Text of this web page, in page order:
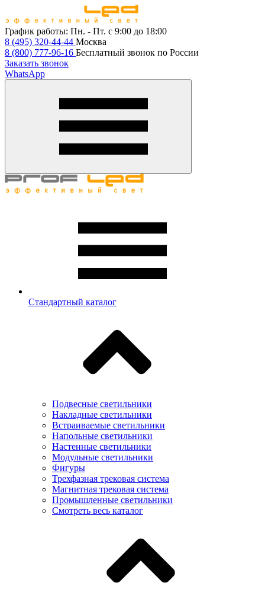
График работы: Пн. - Пт. с 9:00 до 18:00
8 (495) 320-44-44 Москва
8 (800) 777-96-16 Бесплатный звонок по России
Заказать звонок
WhatsApp
Стандартный каталог
Подвесные светильники
Накладные светильники
Встраиваемые светильники
Напольные светильники
Настенные светильники
Модульные светильники
Фигуры
Трехфазная трековая система
Магнитная трековая система
Промышленные светильники
Смотреть весь каталог